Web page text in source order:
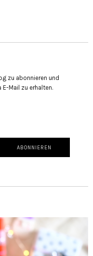
zu abonnieren und
Mail zu erhalten.